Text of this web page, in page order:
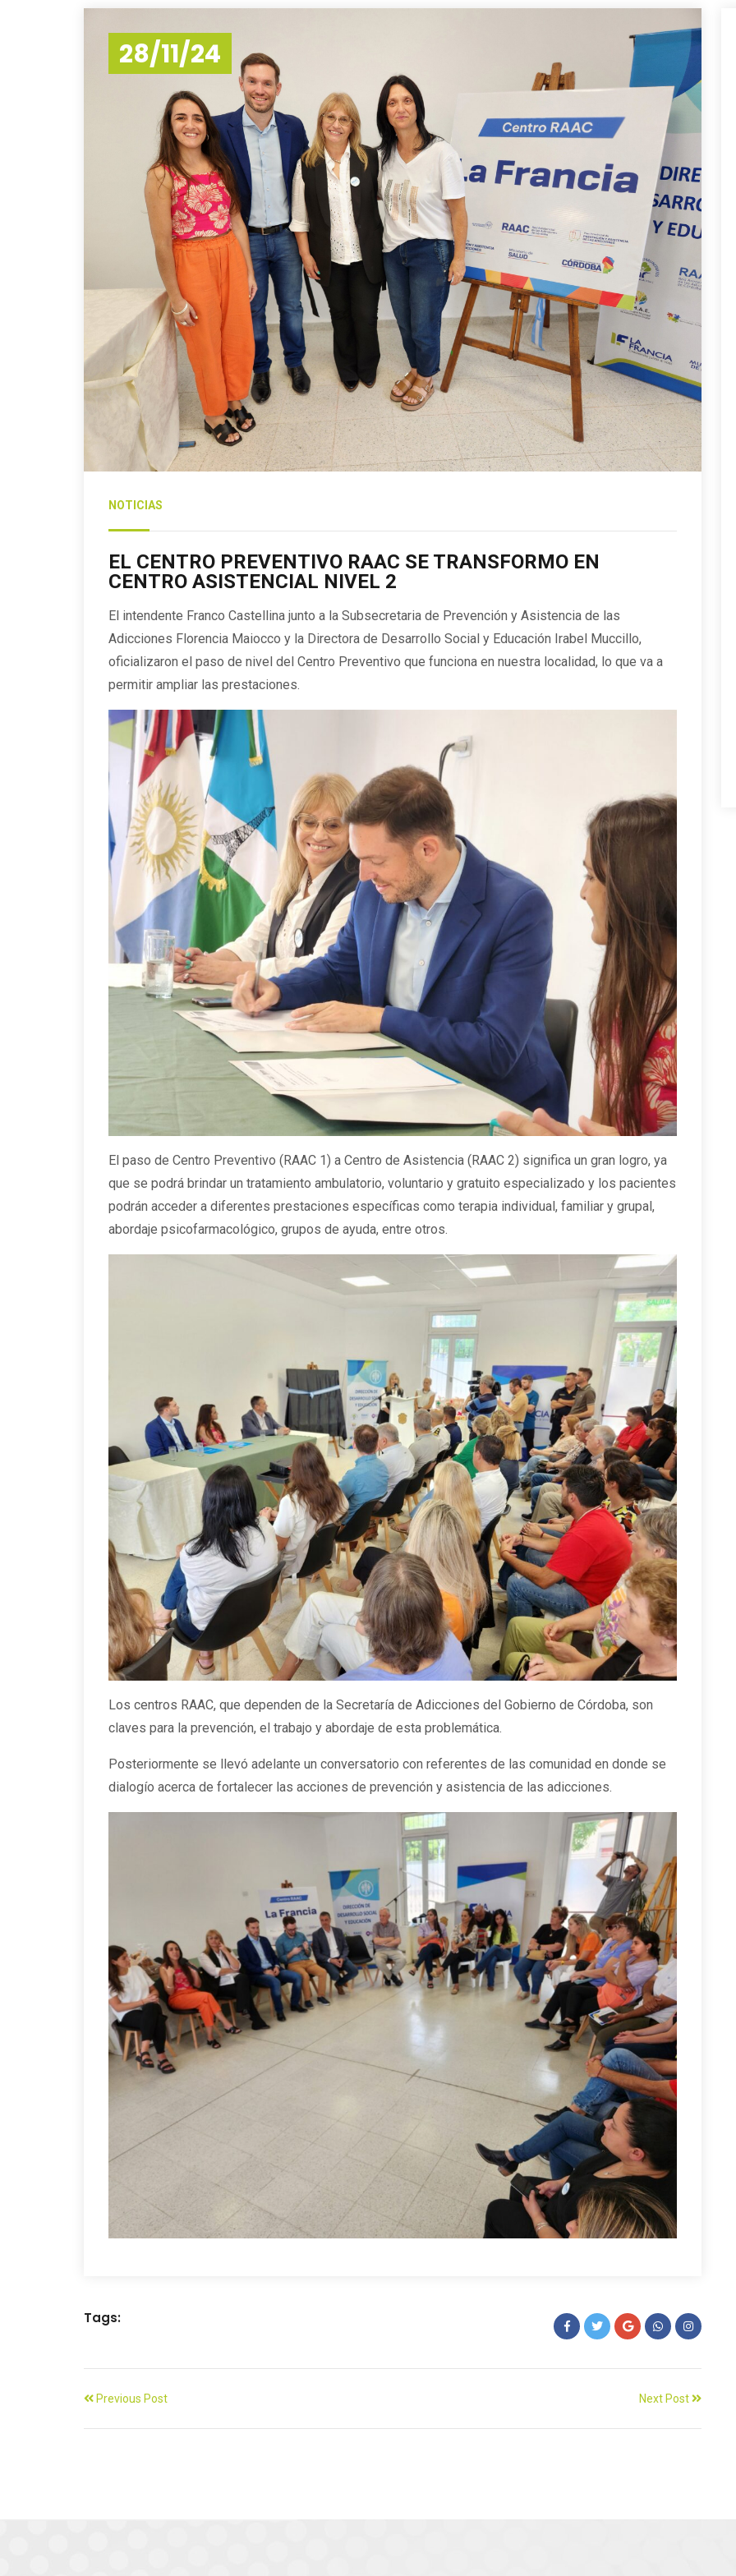
28/11/24
NOTICIAS
EL CENTRO PREVENTIVO RAAC SE TRANSFORMO EN
CENTRO ASISTENCIAL NIVEL 2
El intendente Franco Castellina junto a la Subsecretaria de Prevención y Asistencia de las
Adicciones Florencia Maiocco y la Directora de Desarrollo Social y Educación Irabel Muccillo,
oficializaron el paso de nivel del Centro Preventivo que funciona en nuestra localidad, lo que va a
permitir ampliar las prestaciones.
El paso de Centro Preventivo (RAAC 1) a Centro de Asistencia (RAAC 2) significa un gran logro, ya
que se podrá brindar un tratamiento ambulatorio, voluntario y gratuito especializado y los pacientes
podrán acceder a diferentes prestaciones específicas como terapia individual, familiar y grupal,
abordaje psicofarmacológico, grupos de ayuda, entre otros.
Los centros RAAC, que dependen de la Secretaría de Adicciones del Gobierno de Córdoba, son
claves para la prevención, el trabajo y abordaje de esta problemática.
Posteriormente se llevó adelante un conversatorio con referentes de las comunidad en donde se
dialogío acerca de fortalecer las acciones de prevención y asistencia de las adicciones.
Tags:
Previous Post Next Post